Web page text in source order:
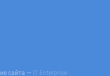
сайта — IT Enterprise